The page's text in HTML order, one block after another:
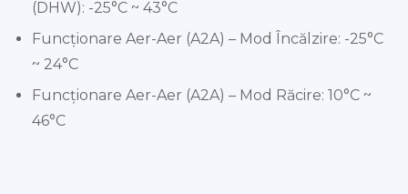
(DHW): -25°C ~ 43°C
Funcționare Aer-Aer (A2A) – Mod Încălzire: -25°C
~ 24°C
Funcționare Aer-Aer (A2A) – Mod Răcire: 10°C ~
46°C